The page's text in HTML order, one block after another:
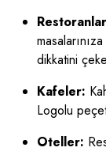
dikkatini
Kafeler:
Logolu
Oteller: